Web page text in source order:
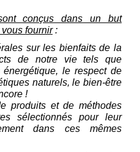
conçus dans un but
fournir:
sur les bienfaits de la
de notre vie tels que
le respect de
naturels, le bien-être
!
produits et de méthodes
sélectionnés pour leur
dans ces mêmes